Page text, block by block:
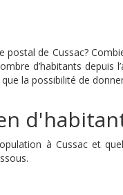
postal de Cussac?
d’habitants
la possibilité de
à Cussac et